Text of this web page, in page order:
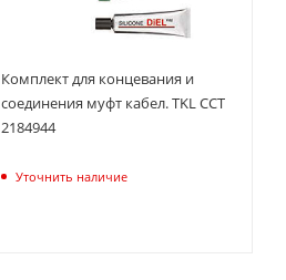
Комплект для концевания и
соединения муфт кабел. TKL ССТ
2184944
Уточнить наличие